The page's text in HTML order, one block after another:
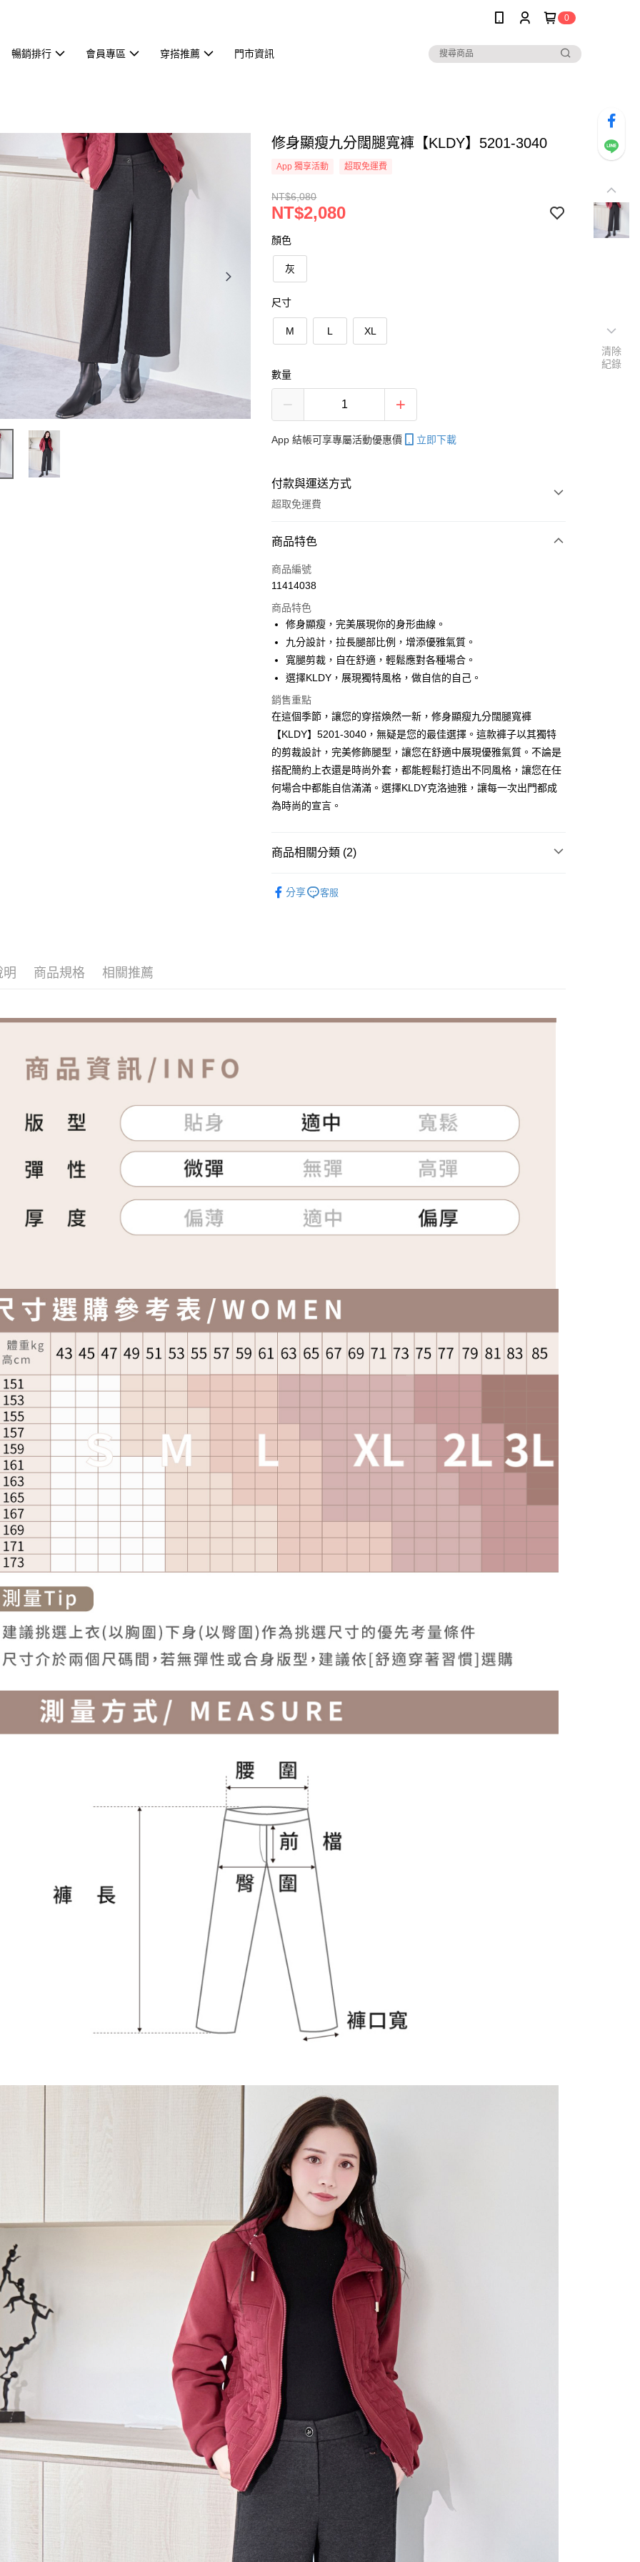
0
暢銷排行 會員專區 穿搭推薦 門市資訊
修身顯瘦九分闊腿寬褲【KLDY】5201-3040
App 獨享活動 超取免運費
NT$6,080
NT$2,080
顏色
灰
尺寸
M L XL
數量
App 結帳可享專屬活動優惠價 立即下載
付款與運送方式
超取免運費
付款方式
信用卡一次付款
ATM付款
運送方式
全家取貨付款
免運費
付款後全家取貨
免運費
7-11取貨付款
免運費
免運費
免運費
商品特色
商品編號
11414038
商品特色
修身顯瘦，完美展現你的身形曲線。
九分設計，拉長腿部比例，增添優雅氣質。
寬腿剪裁，自在舒適，輕鬆應對各種場合。
選擇KLDY，展現獨特風格，做自信的自己。
銷售重點
在這個季節，讓您的穿搭煥然一新，修身顯瘦九分闊腿寬褲
【KLDY】5201-3040，無疑是您的最佳選擇。這款褲子以其獨特
的剪裁設計，完美修飾腿型，讓您在舒適中展現優雅氣質。不論是
搭配簡約上衣還是時尚外套，都能輕鬆打造出不同風格，讓您在任
何場合中都能自信滿滿。選擇KLDY克洛迪雅，讓每一次出門都成
為時尚的宣言。
商品相關分類 (2)
分享 客服
明 商品規格 相關推薦
清除
紀錄